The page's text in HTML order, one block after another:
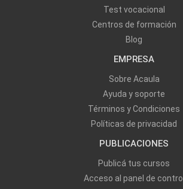
Test vocacional
Centros de formación
Blog
EMPRESA
Sobre Acaula
Ayuda y soporte
Términos y Condiciones
Políticas de privacidad
PUBLICACIONES
Publicá tus cursos
Acceso al panel de control